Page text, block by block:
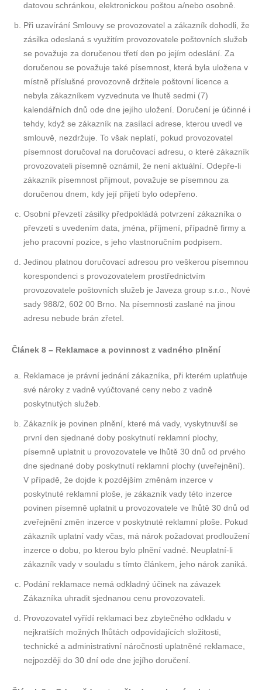
datovou schránkou, elektronickou poštou a/nebo osobně.
Při uzavírání Smlouvy se provozovatel a zákazník dohodli, že
zásilka odeslaná s využitím provozovatele poštovních služeb
se považuje za doručenou třetí den po jejím odeslání. Za
doručenou se považuje také písemnost, která byla uložena v
místně příslušné provozovně držitele poštovní licence a
nebyla zákazníkem vyzvednuta ve lhutě sedmi (7)
kalendářních dnů ode dne jejího uložení. Doručení je účinné i
tehdy, když se zákazník na zasílací adrese, kterou uvedl ve
smlouvě, nezdržuje. To však neplatí, pokud provozovatel
písemnost doručoval na doručovací adresu, o které zákazník
provozovateli písemně oznámil, že není aktuální. Odepře-li
zákazník písemnost přijmout, považuje se písemnou za
doručenou dnem, kdy její přijetí bylo odepřeno.
Osobní převzetí zásilky předpokládá potvrzení zákazníka o
převzetí s uvedením data, jména, příjmení, případně firmy a
jeho pracovní pozice, s jeho vlastnoručním podpisem.
Jedinou platnou doručovací adresou pro veškerou písemnou
korespondenci s provozovatelem prostřednictvím
provozovatele poštovních služeb je Javeza group s.r.o., Nové
sady 988/2, 602 00 Brno. Na písemnosti zaslané na jinou
adresu nebude brán zřetel.
Článek 8 – Reklamace a povinnost z vadného plnění
Reklamace je právní jednání zákazníka, při kterém uplatňuje
své nároky z vadně vyúčtované ceny nebo z vadně
poskytnutých služeb.
Zákazník je povinen plnění, které má vady, vyskytnuvší se
první den sjednané doby poskytnutí reklamní plochy,
písemně uplatnit u provozovatele ve lhůtě 30 dnů od prvého
dne sjednané doby poskytnutí reklamní plochy (uveřejnění).
V případě, že dojde k pozdějším změnám inzerce v
poskytnuté reklamní ploše, je zákazník vady této inzerce
povinen písemně uplatnit u provozovatele ve lhůtě 30 dnů od
zveřejnění změn inzerce v poskytnuté reklamní ploše. Pokud
zákazník uplatní vady včas, má nárok požadovat prodloužení
inzerce o dobu, po kterou bylo plnění vadné. Neuplatní-li
zákazník vady v souladu s tímto článkem, jeho nárok zaniká.
Podání reklamace nemá odkladný účinek na závazek
Zákazníka uhradit sjednanou cenu provozovateli.
Provozovatel vyřídí reklamaci bez zbytečného odkladu v
nejkratších možných lhůtách odpovídajících složitosti,
technické a administrativní náročnosti uplatněné reklamace,
nejpozději do 30 dní ode dne jejího doručení.